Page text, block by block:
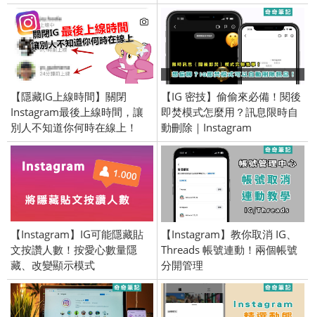
【隱藏IG上線時間】關閉
Instagram最後上線時間，讓
別人不知道你何時在線上！
【IG 密技】偷偷來必備！閱後
即焚模式怎麼用？訊息限時自
動刪除｜Instagram
【Instagram】IG可能隱藏貼
文按讚人數！按愛心數量隱
藏、改變顯示模式
【Instagram】教你取消 IG、
Threads 帳號連動！兩個帳號
分開管理